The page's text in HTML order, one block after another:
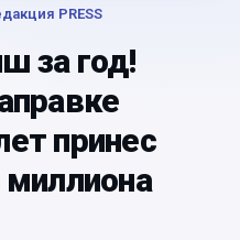
PRESS
за год!
принес
миллиона